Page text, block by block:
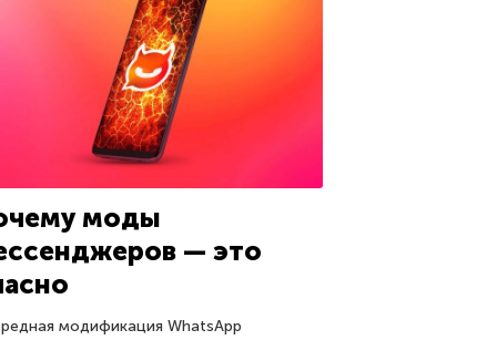
моды
— это
модификация WhatsApp